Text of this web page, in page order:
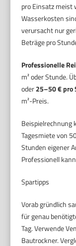
pro Einsatz meist
Wasserkosten
verursacht nur
Beträge pro
Professionelle
m² oder Stunde.
oder25–50 € pro
m²-Preis.
Beispielrechnung
Tagesmiete von
Stunden eigener
Professionell
Spartipps
Vorab gründlich
für genau
Tag. Verwende
Bautrockner.